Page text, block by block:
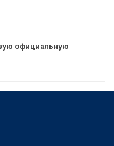
официальную